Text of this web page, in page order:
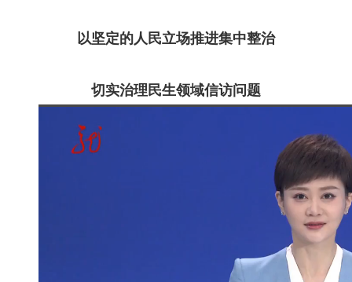
以坚定的人民立场推进集中整治
切实治理民生领域信访问题